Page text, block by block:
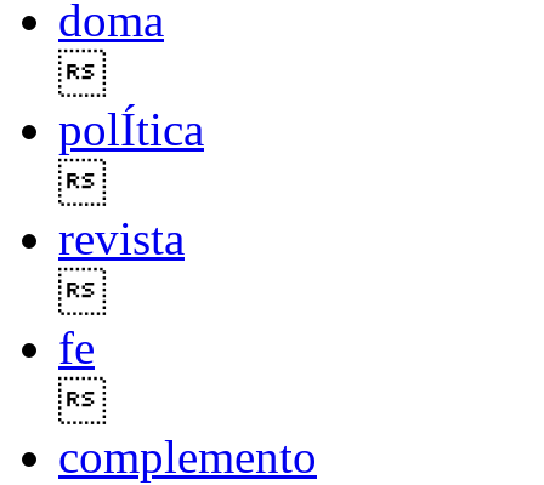
doma
polÍtica
revista
fe
complemento